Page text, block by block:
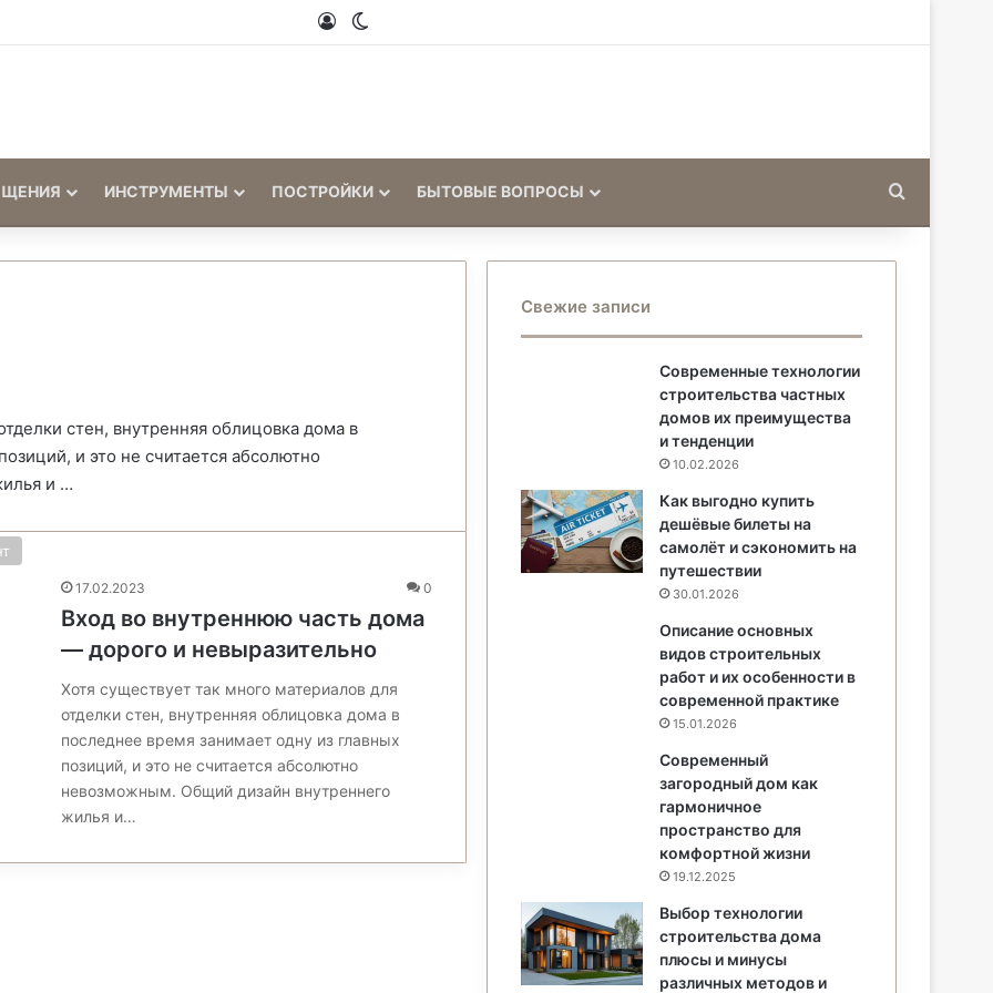
Войти
ИНСТРУМЕНТЫ ПОСТРОЙКИ БЫТОВЫЕ ВОПРОСЫ
стен, внутренняя облицовка дома в
и это не считается абсолютно
и …
17.02.2023 0
Вход во внутреннюю часть дома
— дорого и невыразительно
Хотя существует так много материалов для
отделки стен, внутренняя облицовка дома в
последнее время занимает одну из главных
позиций, и это не считается абсолютно
невозможным. Общий дизайн внутреннего
жилья и…
Свежие записи
Современные технологии
строительства частных
домов их преимущества
и тенденции
10.02.2026
Как выгодно купить
дешёвые билеты на
самолёт и сэкономить на
путешествии
30.01.2026
Описание основных
видов строительных
работ и их особенности в
современной практике
15.01.2026
Современный
загородный дом как
гармоничное
пространство для
комфортной жизни
19.12.2025
Выбор технологии
строительства дома
плюсы и минусы
различных методов и